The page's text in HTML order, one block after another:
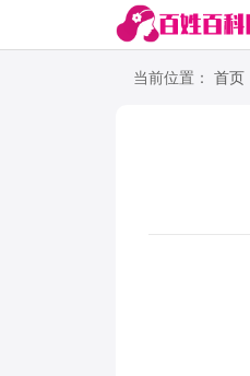
当前位置： 首页